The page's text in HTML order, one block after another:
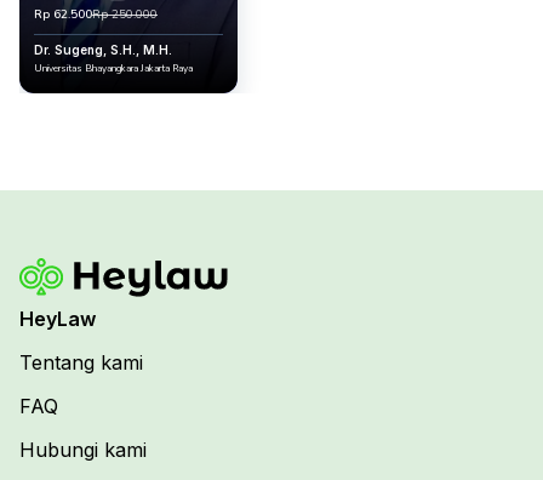
Rp 62.500Rp 250.000
Dr. Sugeng, S.H., M.H.
Universitas Bhayangkara Jakarta Raya
HeyLaw
Tentang kami
FAQ
Hubungi kami